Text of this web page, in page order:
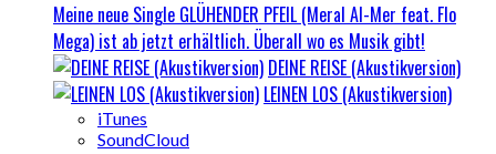
Meine neue Single GLÜHENDER PFEIL (Meral Al-Mer feat. Flo
Mega) ist ab jetzt erhältlich. Überall wo es Musik gibt!
DEINE REISE (Akustikversion)
LEINEN LOS (Akustikversion)
iTunes
SoundCloud